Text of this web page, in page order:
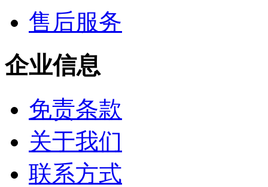
手性产品
培养基
稀土/稀有金属试剂
钯
钌
铱
镧
锆
售后服务
企业信息
免责条款
关于我们
联系方式